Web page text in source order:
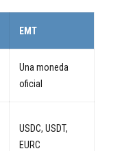
EMT
Una moneda
oficial
USDC, USDT,
EURC